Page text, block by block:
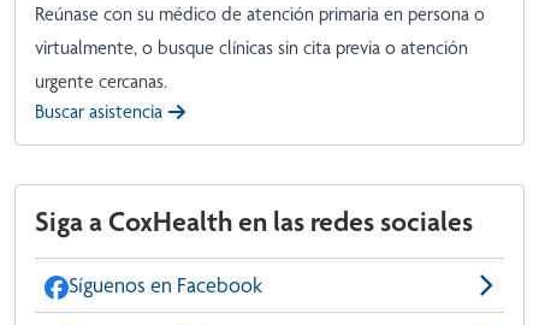
Reúnase con su médico de atención primaria en persona o
virtualmente, o busque clínicas sin cita previa o atención
urgente cercanas.
Buscar asistencia
Siga a CoxHealth en las redes sociales
Síguenos en Facebook